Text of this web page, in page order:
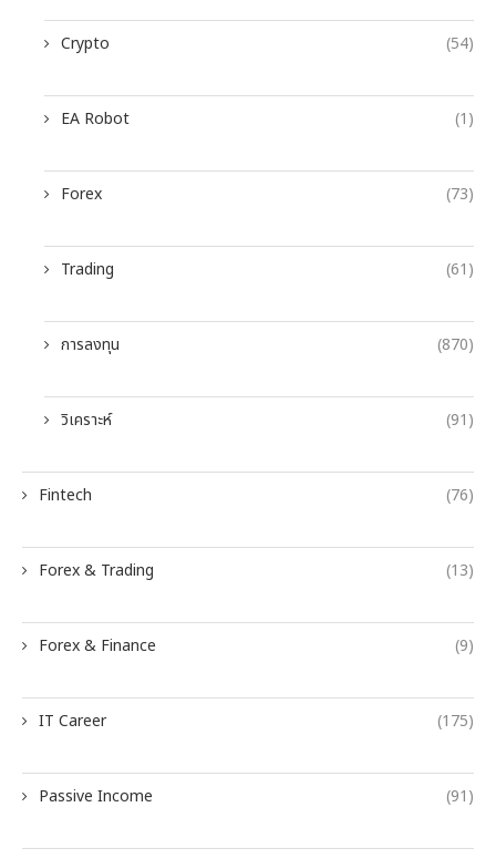
Crypto (54)
EA Robot (1)
Forex (73)
Trading (61)
การลงทุน (870)
วิเคราะห์ (91)
Fintech (76)
Forex & Trading (13)
Forex & Finance (9)
IT Career (175)
Passive Income (91)